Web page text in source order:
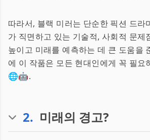
따라서, 블랙 미러는 단순한 픽션 드라
가 직면하고 있는 기술적, 사회적 문제
높이고 미래를 예측하는 데 큰 도움을
에 이 작품은 모든 현대인에게 꼭 필요
🌐🤖.
2. 미래의 경고?